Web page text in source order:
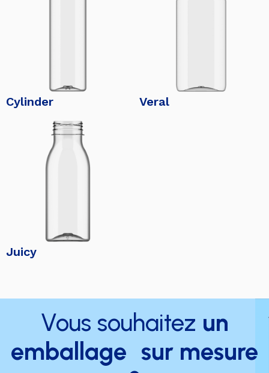
Cylinder Veral
Juicy
Vous souhaitez un
emballage sur mesure